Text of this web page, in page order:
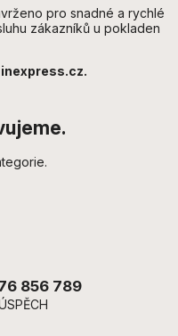
pro snadné a rychlé
zákazníků u pokladen
856 789